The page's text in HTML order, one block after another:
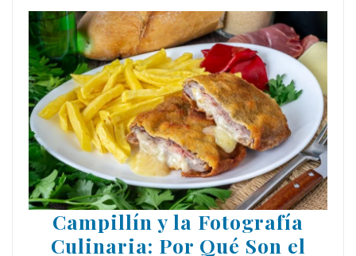
Campillín y la Fotografía
Culinaria: Por Qué Son el